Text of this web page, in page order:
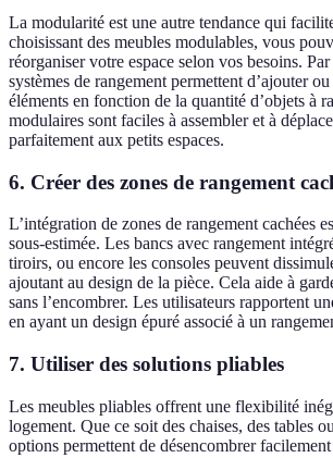
La modularité est une autre tendance qui
choisissant des meubles modulables, vous
réorganiser votre espace selon vos besoins.
systèmes de rangement permettent d’ajouter
éléments en fonction de la quantité d’objets à
modulaires sont faciles à assembler et à
parfaitement aux petits espaces.
6. Créer des zones de rangement
L’intégration de zones de rangement cachées
sous-estimée. Les bancs avec rangement
tiroirs, ou encore les consoles peuvent
ajoutant au design de la pièce. Cela aide à
sans l’encombrer. Les utilisateurs rapportent
en ayant un design épuré associé à un
7. Utiliser des solutions pliables
Les meubles pliables offrent une flexibilité
logement. Que ce soit des chaises, des tables
options permettent de désencombrer